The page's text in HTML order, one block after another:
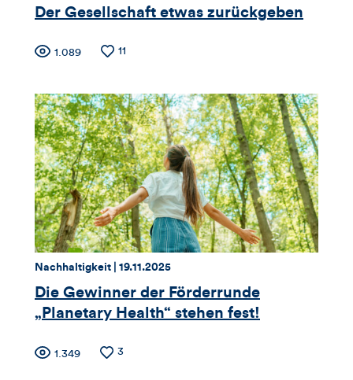
Der Gesellschaft etwas zurückgeben
Zähler
für
Views,
Likes
und
Kommentare
dieses
Artikels
Anzahl
1.089
Anzahl
11
Thema:
Nachhaltigkeit | Datum:
19.11.2025
Die Gewinner der Förderrunde
„Planetary Health“ stehen fest!
Zähler
Anzahl
1.349
Anzahl
3